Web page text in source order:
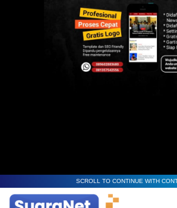
SCROLL TO CONTINUE WITH